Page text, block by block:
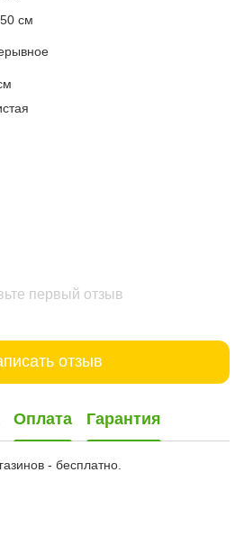
см
первый отзыв
отзыв
Оплата Гарантия
- бесплатно.